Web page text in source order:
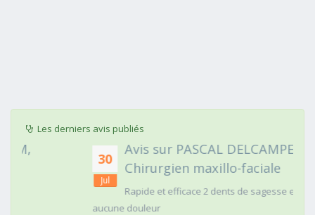
Les derniers avis publiés
Avis sur PASCAL DELCAMPE,
Chirurgien maxillo-faciale
Rapide et efficace 2 dents de sagesse extraites
aucune douleur